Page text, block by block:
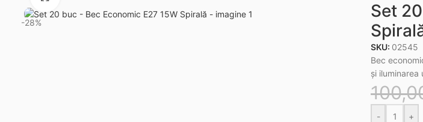
-28%
Set
SKU: 02545
Bec
și iluminarea
- +